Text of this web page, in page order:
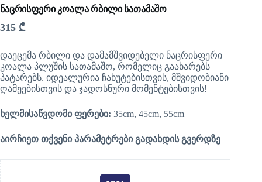
ნაცრისფერი კოალა რბილი სათამაშო
315 ₾
დაეცემა რბილი და დამამშვიდებელი ნაცრისფერი
კოალა პლუშის სათამაშო, რომელიც გაახარებს
პატარებს. იდეალურია ჩახუტებისთვის, მშვიდობიანი
ღამეებისთვის და ჯადოსნური მომენტებისთვის!
ხელმისაწვდომი ფერები: 35cm, 45cm, 55cm
აირჩიეთ თქვენი პარამეტრები გადახდის გვერდზე